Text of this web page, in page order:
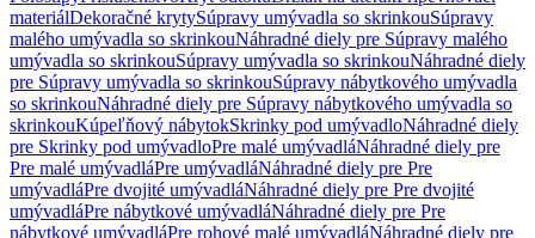
materiálDekoračné krytySúpravy umývadla so skrinkouSúpravy
malého umývadla so skrinkouNáhradné diely pre Súpravy malého
umývadla so skrinkouSúpravy umývadla so skrinkouNáhradné diely
pre Súpravy umývadla so skrinkouSúpravy nábytkového umývadla
so skrinkouNáhradné diely pre Súpravy nábytkového umývadla so
skrinkouKúpeľňový nábytokSkrinky pod umývadloNáhradné diely
pre Skrinky pod umývadloPre malé umývadláNáhradné diely pre
Pre malé umývadláPre umývadláNáhradné diely pre Pre
umývadláPre dvojité umývadláNáhradné diely pre Pre dvojité
umývadláPre nábytkové umývadláNáhradné diely pre Pre
nábytkové umývadláPre rohové malé umývadláNáhradné diely pre